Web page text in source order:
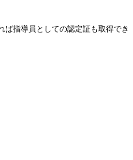
指導員としての認定証も取得でき